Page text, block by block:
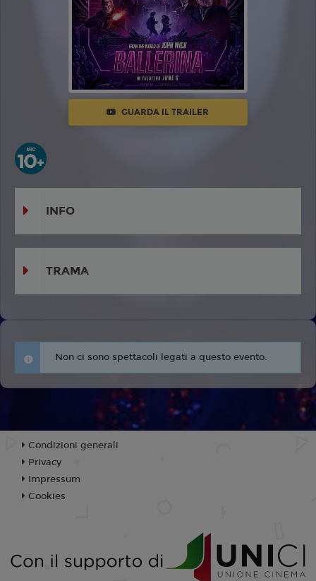
GUARDA IL TRAILER
INFO
TRAMA
Non ci sono spettacoli legati a questo evento.
Condizioni generali
Privacy
Impressum
Cookies